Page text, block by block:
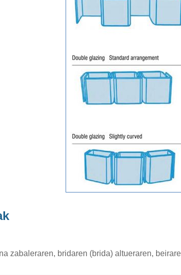
zabaleraren, bridaren (brida) altueraren,